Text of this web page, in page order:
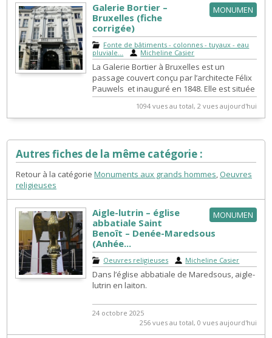
MONUMEN
Galerie Bortier –
Bruxelles (fiche
corrigée)
Fonte de bâtiments - colonnes - tuyaux - eau
pluviale...
Micheline Casier
La Galerie Bortier à Bruxelles est un
passage couvert conçu par l’architecte Félix
Pauwels et inauguré en 1848. Elle est située
dans le centre de la ville, ent...
1094 vues au total, 2 vues aujourd'hui
Autres fiches de la même catégorie :
Retour à la catégorie Monuments aux grands hommes, Oeuvres
religieuses
MONUMEN
Aigle-lutrin – église
abbatiale Saint
Benoît – Denée-Maredsous
(Anhée...
Oeuvres religieuses Micheline Casier
Dans l’église abbatiale de Maredsous, aigle-
lutrin en laiton.
24 octobre 2025
256 vues au total, 0 vues aujourd'hui